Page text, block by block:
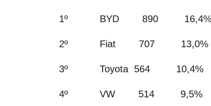
1º BYD 890 16,4%
2º Fiat 707 13,0%
3º Toyota 564 10,4%
4º VW 514 9,5%